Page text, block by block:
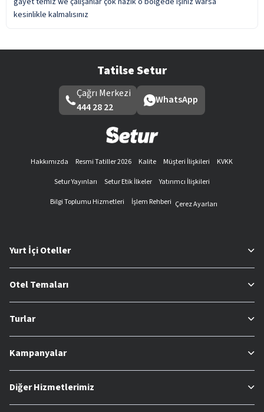
kesinlikle kalmalısınız
Tatilse Setur
Çağrı Merkezi
444 28 22
WhatsApp
Hakkımızda Resmi Tatiller 2026 Kalite Müşteri İlişkileri
KVKK
Setur Yayınları
Setur Etik İlkeler
Yatırımcı İlişkileri
Bilgi Toplumu Hizmetleri
İşlem Rehberi Çerez Ayarları
Yurt İçi Oteller
Otel Temaları
Turlar
Kampanyalar
Diğer Hizmetlerimiz